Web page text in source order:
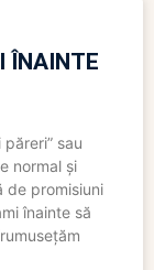
ÎNAINTE
sau
normal și
de promisiuni
înainte să